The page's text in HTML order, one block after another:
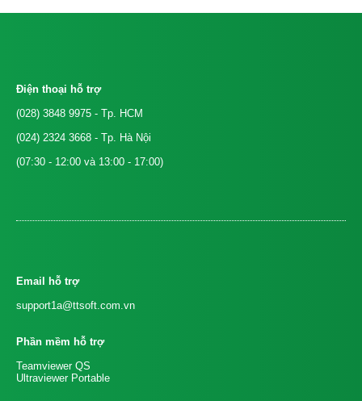
Điện thoại hỗ trợ
(028) 3848 9975 - Tp. HCM
(024) 2324 3668 - Tp. Hà Nội
(07:30 - 12:00 và 13:00 - 17:00)
Email hỗ trợ
support1a@ttsoft.com.vn
Phần mềm hỗ trợ
Teamviewer QS
Ultraviewer Portable